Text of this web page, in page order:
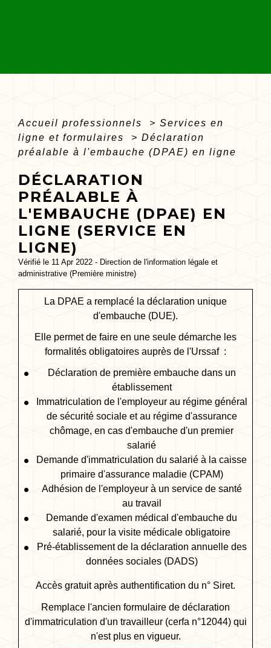
Accueil professionnels > Services en
ligne et formulaires
> Déclaration
préalable à l'embauche (DPAE) en ligne
DÉCLARATION
PRÉALABLE À
L'EMBAUCHE (DPAE) EN
LIGNE (SERVICE EN
LIGNE)
Vérifié le 11 Apr 2022 - Direction de l'information légale et
administrative (Première ministre)
La DPAE a remplacé la déclaration unique
d'embauche (DUE).
Elle permet de faire en une seule démarche les
formalités obligatoires auprès de l'Urssaf :
Déclaration de première embauche dans un
établissement
Immatriculation de l'employeur au régime général
de sécurité sociale et au régime d'assurance
chômage, en cas d'embauche d'un premier
salarié
Demande d'immatriculation du salarié à la caisse
primaire d'assurance maladie (CPAM)
Adhésion de l'employeur à un service de santé
au travail
Demande d'examen médical d'embauche du
salarié, pour la visite médicale obligatoire
Pré-établissement de la déclaration annuelle des
données sociales (DADS)
Accès gratuit après authentification du n° Siret.
Remplace l'ancien formulaire de déclaration
d'immatriculation d'un travailleur (cerfa n°12044) qui
n'est plus en vigueur.